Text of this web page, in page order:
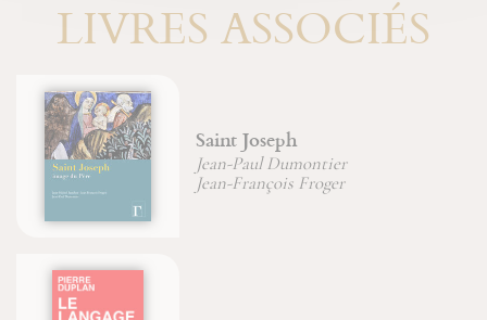
LIVRES ASSOCIÉS
Saint Joseph
Jean-Paul Dumontier
Jean-François Froger